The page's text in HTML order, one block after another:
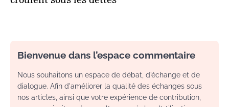
Bienvenue dans l’espace commentaire
Nous souhaitons un espace de débat, d’échange et de
dialogue. Afin d'améliorer la qualité des échanges sous
nos articles, ainsi que votre expérience de contribution,